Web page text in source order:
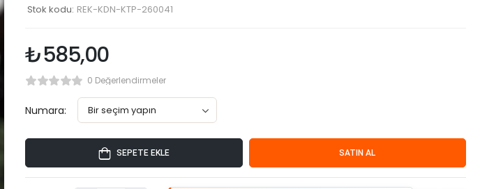
Stok kodu: REK-KDN-KTP-260041
₺585,00
0 Değerlendirmeler
Numara:
SEPETE EKLE SATIN AL